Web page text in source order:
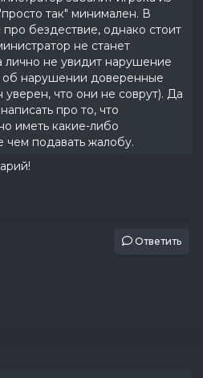
так" минимален. В
бездествие, однако стоит
не станет
лично не увидит нарушение
нарушении доверенные
уверен, что они не соврут). Да
про то, что
иметь какие-либо
чем подавать жалобу.
Ответить